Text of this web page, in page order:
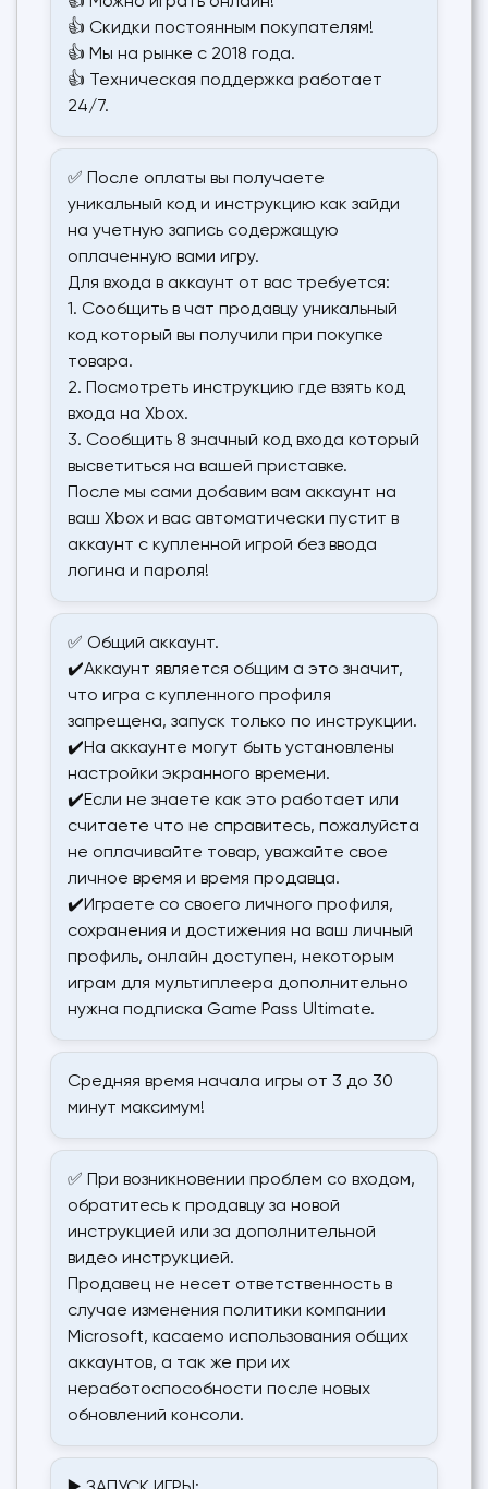
👍 Скидки постоянным покупателям!
👍 Мы на рынке с 2018 года.
👍 Техническая поддержка работает
24/7.
✅ После оплаты вы получаете
уникальный код и инструкцию как зайди
на учетную запись содержащую
оплаченную вами игру.
Для входа в аккаунт от вас требуется:
1. Сообщить в чат продавцу уникальный
код который вы получили при покупке
товара.
2. Посмотреть инструкцию где взять код
входа на Xbox.
3. Сообщить 8 значный код входа который
высветиться на вашей приставке.
После мы сами добавим вам аккаунт на
ваш Xbox и вас автоматически пустит в
аккаунт с купленной игрой без ввода
логина и пароля!
✅ Общий аккаунт.
✔️Аккаунт является общим а это значит,
что игра с купленного профиля
запрещена, запуск только по инструкции.
✔️На аккаунте могут быть установлены
настройки экранного времени.
✔️Если не знаете как это работает или
считаете что не справитесь, пожалуйста
не оплачивайте товар, уважайте свое
личное время и время продавца.
✔️Играете со своего личного профиля,
сохранения и достижения на ваш личный
профиль, онлайн доступен, некоторым
играм для мультиплеера дополнительно
нужна подписка Game Pass Ultimate.
Средняя время начала игры от 3 до 30
минут максимум!
✅ При возникновении проблем со входом,
обратитесь к продавцу за новой
инструкцией или за дополнительной
видео инструкцией.
Продавец не несет ответственность в
случае изменения политики компании
Microsoft, касаемо использования общих
аккаунтов, а так же при их
неработоспособности после новых
обновлений консоли.